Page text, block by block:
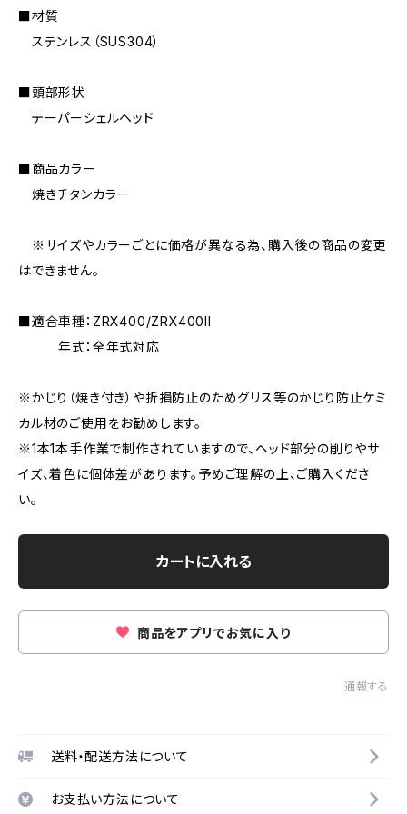
■材質
ステンレス（SUS304）
■頭部形状
テーパーシェルヘッド
■商品カラー
焼きチタンカラー
※サイズやカラーごとに価格が異なる為、購入後の商品の変更
はできません。
■適合車種：ZRX400/ZRX400II
年式：全年式対応
※かじり（焼き付き）や折損防止のためグリス等のかじり防止ケミ
カル材のご使用をお勧めします。
※1本1本手作業で制作されていますので、ヘッド部分の削りやサ
イズ、着色に個体差があります。予めご理解の上、ご購入くださ
い。
カートに入れる
商品をアプリでお気に入り
通報する
送料・配送方法について
お支払い方法について